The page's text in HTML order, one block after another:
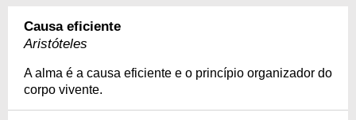
Causa eficiente
Aristóteles
A alma é a causa eficiente e o princípio organizador do
corpo vivente.